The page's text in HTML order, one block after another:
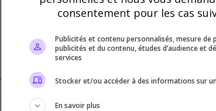
Staff du
Disponibilité
équipe dynamique, engagée et passionnée.
sont investis, bienveillants.
consentement pour les cas
Publicités et contenu personnalisés, mesure de
publicités et du contenu, études d’audience et
services
Stocker et/ou accéder à des informations sur
En savoir plus